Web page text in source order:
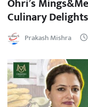
Ohri’s
Culinary
Prakash Mishra